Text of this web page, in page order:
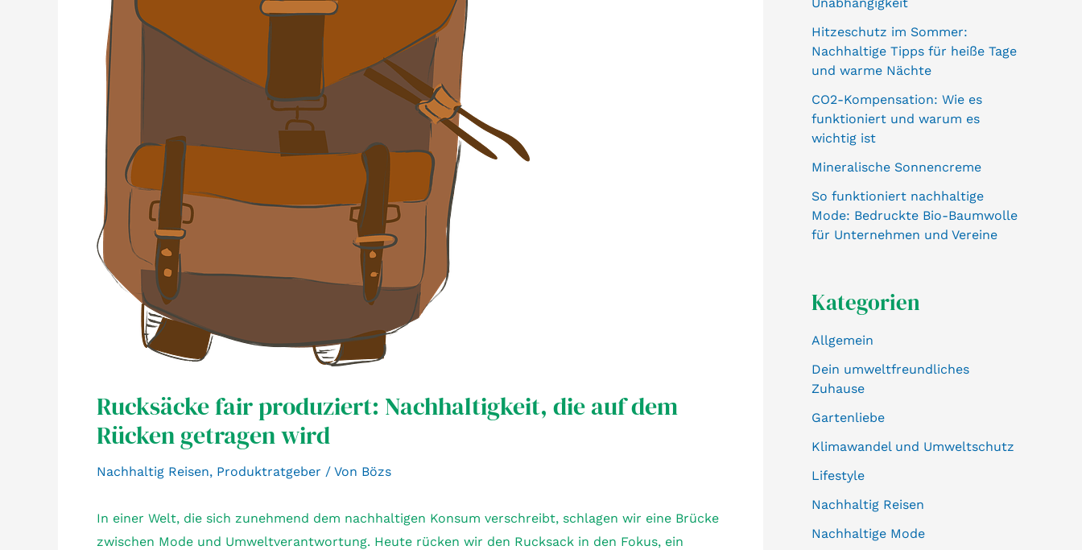
Rucksäcke fair produziert: Nachhaltigkeit, die auf dem
Rücken getragen wird
Nachhaltig Reisen, Produktratgeber / Von Bözs
In einer Welt, die sich zunehmend dem nachhaltigen Konsum verschreibt, schlagen wir eine Brücke
zwischen Mode und Umweltverantwortung. Heute rücken wir den Rucksack in den Fokus, ein
Unabhängigkeit
Hitzeschutz im Sommer:
Nachhaltige Tipps für heiße Tage
und warme Nächte
CO2-Kompensation: Wie es
funktioniert und warum es
wichtig ist
Mineralische Sonnencreme
So funktioniert nachhaltige
Mode: Bedruckte Bio-Baumwolle
für Unternehmen und Vereine
Kategorien
Allgemein
Dein umweltfreundliches
Zuhause
Gartenliebe
Klimawandel und Umweltschutz
Lifestyle
Nachhaltig Reisen
Nachhaltige Mode